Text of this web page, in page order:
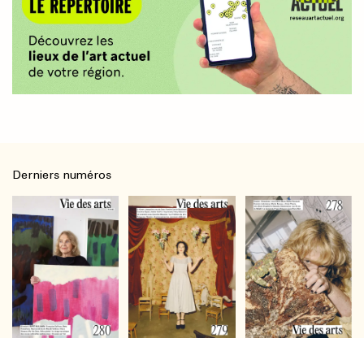
Derniers numéros